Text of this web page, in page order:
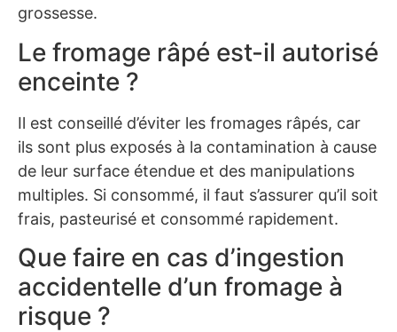
grossesse.
Le fromage râpé est-il autorisé
enceinte ?
Il est conseillé d’éviter les fromages râpés, car
ils sont plus exposés à la contamination à cause
de leur surface étendue et des manipulations
multiples. Si consommé, il faut s’assurer qu’il soit
frais, pasteurisé et consommé rapidement.
Que faire en cas d’ingestion
accidentelle d’un fromage à
risque ?